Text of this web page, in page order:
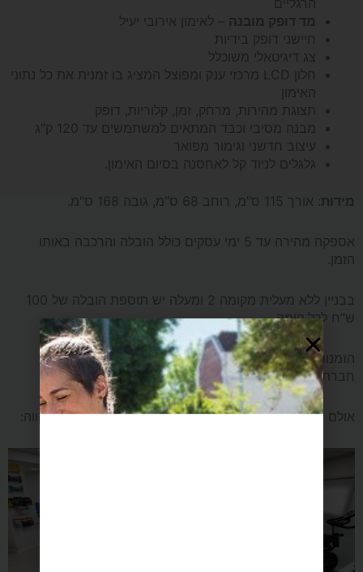
מד דופק מובנה – לאימון אירובי יעיל
חיישני דופק בידיות
צג דיגיטאלי משוכלל
חלון LCD מרכזי ענק ומפוצל המציג בו זמנית את כל נתוני
האימון
תצוגת מהירות, מרחק, זמן, קלוריות, דופק
מבנה מסיבי וכבד המתאים למשתמשים עד 120 ק"ג
עיצוב חדשני וגימור מפואר
גלגלים לניוד קל לאחסנה בסיום האימון.
מידות: אורך 115 ס"מ, רוחב 68 ס"מ, גובה 168 ס"מ.
אספקה מהירה עד 5 ימי עסקים כולל הובלה והרכבה באותו
הזמן.
בבניין ללא מעלית מקומה 2 ומעלה יש תוספת הובלה של 100
ש”ח לכל קומה.
הזמנות לאילת והערבה יעשו בתיאום טלפוני בלבד עם
חברת עידו ספורט.
אולם התצוגה המהמם שלנו ברחוב המפלסים 12, פתח-תקווה: